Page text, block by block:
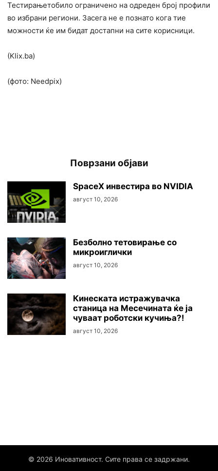
Тестирањетобило ограничено на одреден број профили
во избрани региони. Засега не е познато кога тие
можности ќе им бидат достапни на сите корисници.
(Klix.ba)
(фото: Needpix)
Поврзани објави
SpaceX инвестира во NVIDIA
август 10, 2026
Безболно тетовирање со
микроиглички
август 10, 2026
Кинеската истражувачка
станица на Месечината ќе ја
чуваат роботски кучиња?!
август 10, 2026
© 2026 Иновативност. Сите права се задржани.